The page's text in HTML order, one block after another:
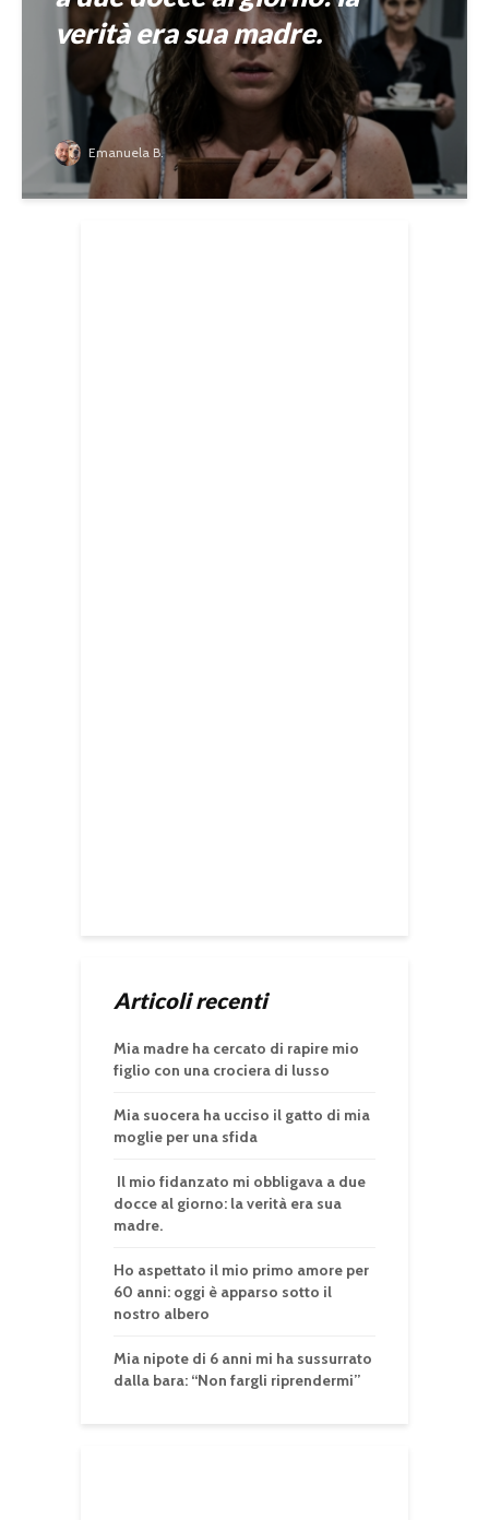
verità era sua madre.
Emanuela B.
Articoli recenti
Mia madre ha cercato di rapire mio
figlio con una crociera di lusso
Mia suocera ha ucciso il gatto di mia
moglie per una sfida
Il mio fidanzato mi obbligava a due
docce al giorno: la verità era sua
madre.
Ho aspettato il mio primo amore per
60 anni: oggi è apparso sotto il
nostro albero
Mia nipote di 6 anni mi ha sussurrato
dalla bara: “Non fargli riprendermi”